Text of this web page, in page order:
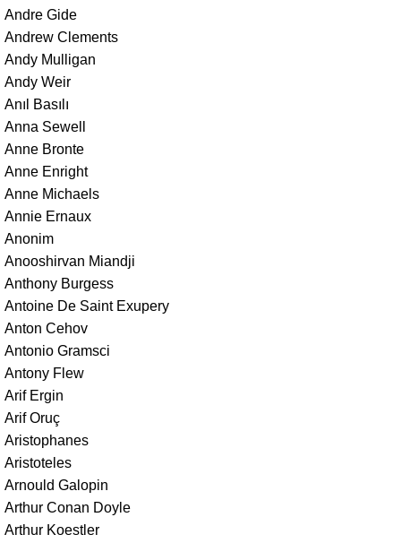
Andre Gide
Andrew Clements
Andy Mulligan
Andy Weir
Anıl Basılı
Anna Sewell
Anne Bronte
Anne Enright
Anne Michaels
Annie Ernaux
Anonim
Anooshirvan Miandji
Anthony Burgess
Antoine De Saint Exupery
Anton Cehov
Antonio Gramsci
Antony Flew
Arif Ergin
Arif Oruç
Aristophanes
Aristoteles
Arnould Galopin
Arthur Conan Doyle
Arthur Koestler